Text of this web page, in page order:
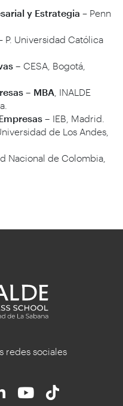
y Estrategia – Penn
P. Universidad Católica
– CESA, Bogotá,
– MBA , INALDE
– IEB, Madrid.
de Los Andes,
Nacional de Colombia,
redes sociales